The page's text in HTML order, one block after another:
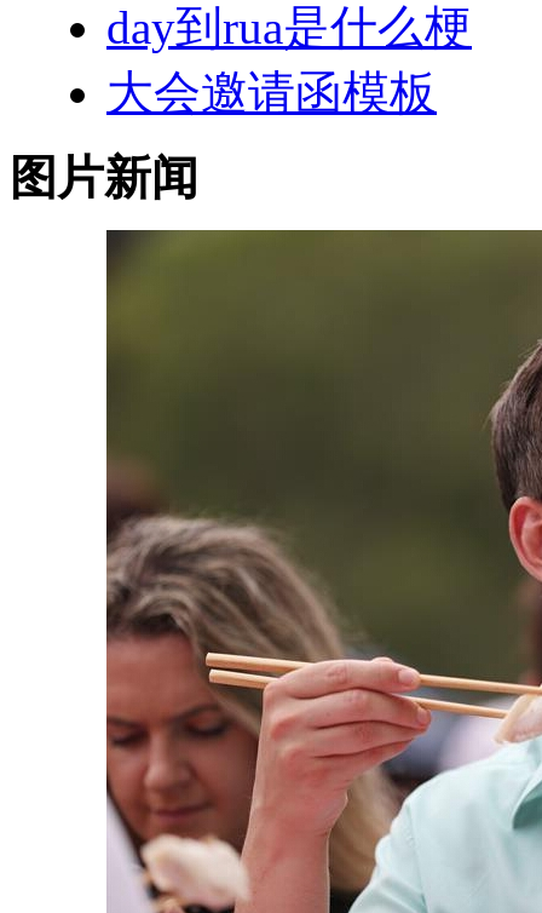
day到rua是什么梗
大会邀请函模板
图片新闻